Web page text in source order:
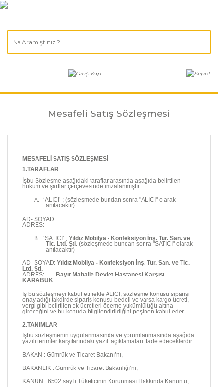
Mesafeli Satış Sözleşmesi
MESAFELİ SATIŞ SÖZLEŞMESİ
1.TARAFLAR
İşbu Sözleşme aşağıdaki taraflar arasında aşağıda belirtilen
hüküm ve şartlar çerçevesinde imzalanmıştır.
A. ‘ALICI’ ; (sözleşmede bundan sonra "ALICI" olarak
anılacaktır)
AD- SOYAD:
ADRES:
B. ‘SATICI’ ; Yıldız Mobilya - Konfeksiyon İnş. Tur. San. ve
Tic. Ltd. Şti. (sözleşmede bundan sonra "SATICI" olarak
anılacaktır)
AD- SOYAD: Yıldız Mobilya - Konfeksiyon İnş. Tur. San. ve Tic.
Ltd. Şti.
ADRES:
Bayır Mahalle Devlet Hastanesi Karşısı
KARABÜK
İş bu sözleşmeyi kabul etmekle ALICI, sözleşme konusu siparişi
onayladığı takdirde sipariş konusu bedeli ve varsa kargo ücreti,
vergi gibi belirtilen ek ücretleri ödeme yükümlülüğü altına
gireceğini ve bu konuda bilgilendirildiğini peşinen kabul eder.
2.TANIMLAR
İşbu sözleşmenin uygulanmasında ve yorumlanmasında aşağıda
yazılı terimler karşılarındaki yazılı açıklamaları ifade edeceklerdir.
BAKAN : Gümrük ve Ticaret Bakanı’nı,
BAKANLIK : Gümrük ve Ticaret Bakanlığı’nı,
KANUN : 6502 sayılı Tüketicinin Korunması Hakkında Kanun’u,